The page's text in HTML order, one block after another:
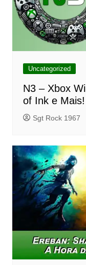
Uncategorized
N3 – Xbox
of Ink e Mais!
Sgt Rock 1967